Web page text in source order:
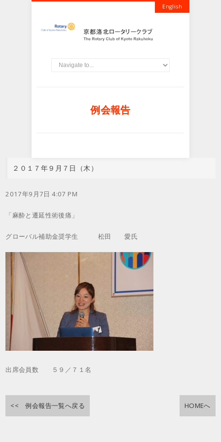
English
例会報告
２０１７年９月７日（木）
2017年9月7日 4:07 PM
「麻酔と遷延性術後痛」
グローバル補助金奨学生 松田 愛氏
出席会員数 ５９／７１名
<< 例会報告一覧へ戻る HOMEへ